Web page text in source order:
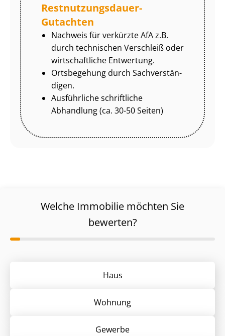
Rest­nut­zungs­dau­er-
Gutachten
Nachweis für verkürzte AfA z.B.
durch technischen Verschleiß oder
wirtschaftliche Entwertung.
Ortsbegehung durch Sach­ver­stän­
di­gen.
Ausführliche schriftliche
Abhandlung (ca. 30-50 Seiten)
Welche Immobilie möchten Sie
bewerten?
Haus
Wohnung
Gewerbe